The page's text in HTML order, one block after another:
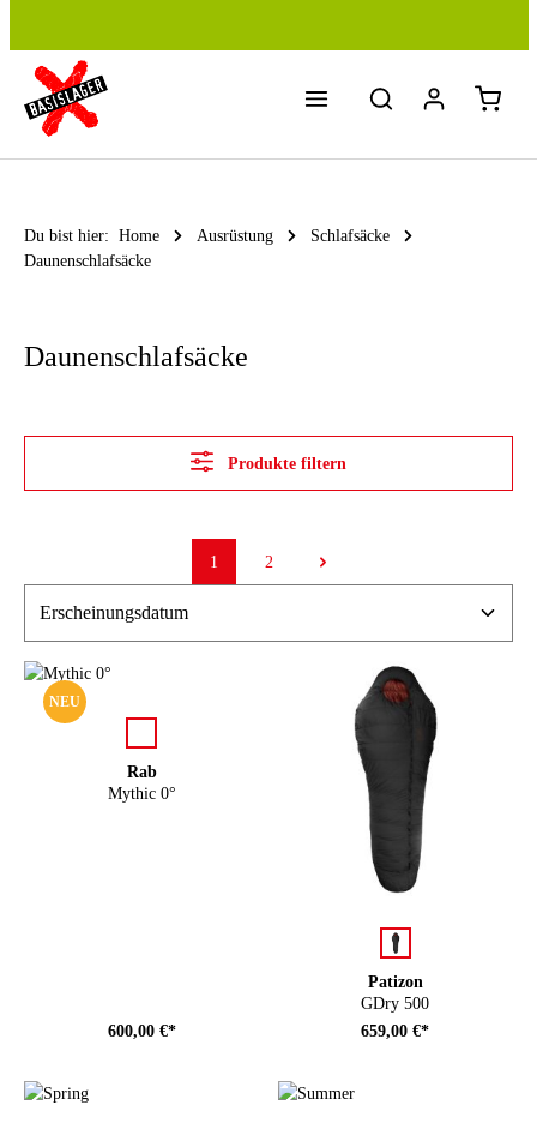
Du bist hier: Home Ausrüstung
Schlafsäcke
Daunenschlafsäcke
Daunenschlafsäcke
Produkte filtern
Seite
1
Seite
2
NEU
Rab
Mythic 0°
600,00 €*
Patizon
GDry 500
Farbe
659,00 €*